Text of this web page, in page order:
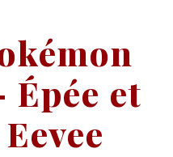
Épée et